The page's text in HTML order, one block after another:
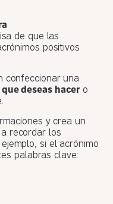
de que las
positivos
confeccionar una
deseas hacer o
y crea un
recordar los
si el acrónimo
palabras clave: